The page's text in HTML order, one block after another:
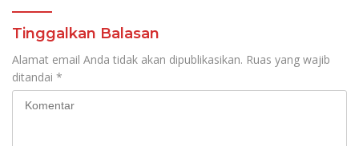
Tinggalkan Balasan
Alamat email Anda tidak akan dipublikasikan. Ruas yang wajib
ditandai *